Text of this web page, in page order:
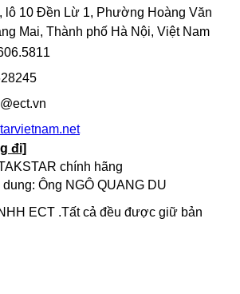
lô 10 Đền Lừ 1, Phường Hoàng Văn
Mai, Thành phố Hà Nội, Việt Nam
đi]
Ông NGÔ QUANG DU
ECT .Tất cả đều được giữ bản